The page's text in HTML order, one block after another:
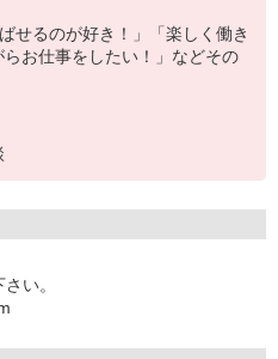
せるのが好き！」「楽しく働き
お仕事をしたい！」などその
い。